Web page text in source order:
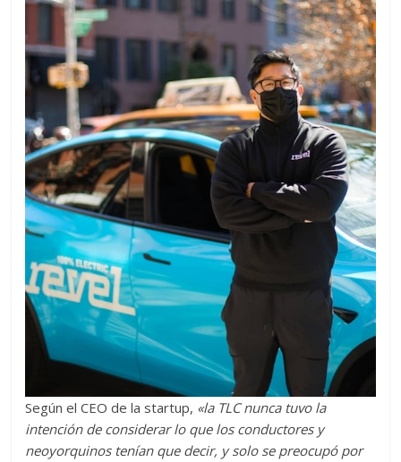
Según el CEO de la startup, «la TLC nunca tuvo la
intención de considerar lo que los conductores y
neoyorquinos tenían que decir, y solo se preocupó por